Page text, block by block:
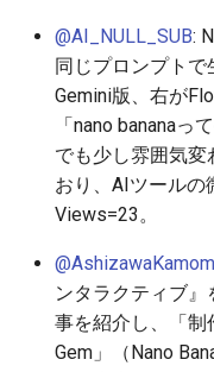
2025-11-27
2025-11-26
2025-11-25
2025-11-24
2025-11-23
@AI_NULL_SUB:
同じプロンプト
Gemini版、右が
「nano bananaっ
でも少し雰囲気変
おり、AIツールの
Views=23。
ンタラクティブ』
事を紹介し、「制
Gem」（Nano